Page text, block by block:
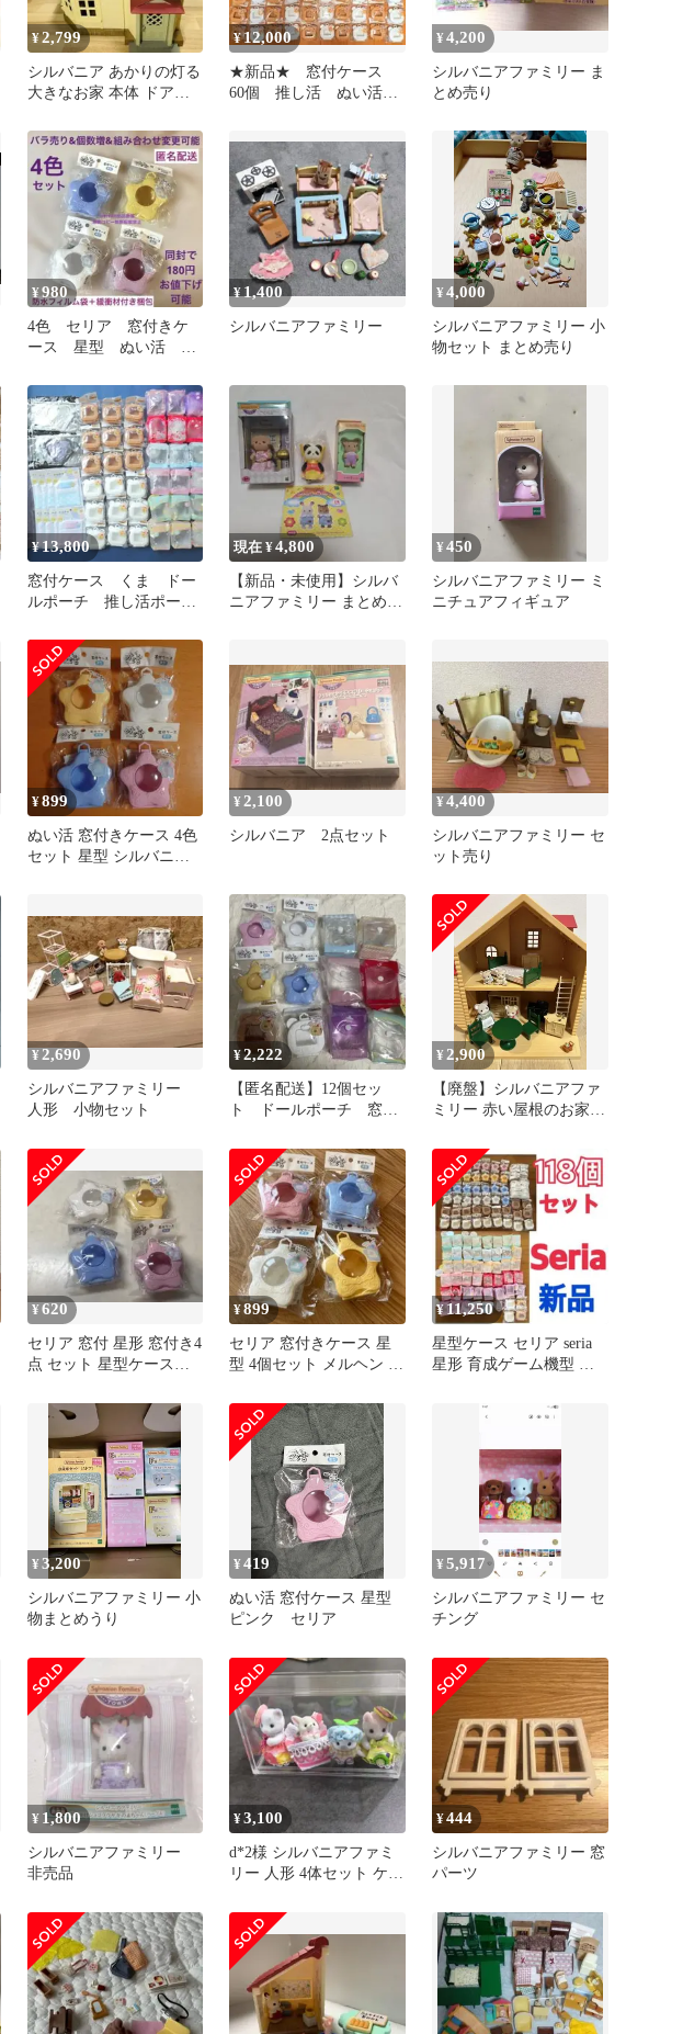
¥2,799
シルバニア あかりの灯る
大きなお家 本体 ドア窓
¥12,000
★新品★ 窓付ケース
60個 推し活 ぬい活
¥4,200
シルバニアファミリー ま
とめ売り
¥980
4色 セリア 窓付きケ
ース 星型 ぬい活 4
ク 青 黄色 白
¥ 1,400
シルバニアファミリー
¥4,000
シルバニアファミリー 小
物セット まとめ売り
¥13,800
窓付ケース くま ドー
ルポーチ 推し活ポー
ル 天使 ベット
現在 ¥4,800
【新品・未使用】シルバ
ニアファミリー まとめ売
¥450
シルバニアファミリー ミ
ニチュアフィギュア
¥899
ぬい活 窓付きケース 4色
セット 星型 シルバニア
¥ 2,100
シルバニア 2点セット
¥4,400
シルバニアファミリー セ
ット売り
¥2,690
シルバニアファミリー
人形 小物セット
¥2,222
【匿名配送】12個セッ
ト ドールポーチ 窓付
し活 ぬい活
¥2,900
【廃盤】シルバニアファ
ミリー 赤い屋根のお家
付
¥620
セリア 窓付 星形 窓付き4
点 セット 星型ケース
¥899
セリア 窓付きケース 星
型 4個セット メルヘン ぬ
¥11,250
星型ケース セリア seria
星形 育成ゲーム機型 窓
¥3,200
シルバニアファミリー 小
物まとめうり
¥419
ぬい活 窓付ケース 星型
ピンク セリア
¥5,917
シルバニアファミリー セ
チング
¥ 1,800
シルバニアファミリー
非売品
¥3,100
d*2様 シルバニアファミ
リー 人形 4体セット ケー
¥444
シルバニアファミリー 窓
パーツ